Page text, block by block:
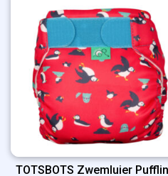
TOTSBOTS Zwemluier